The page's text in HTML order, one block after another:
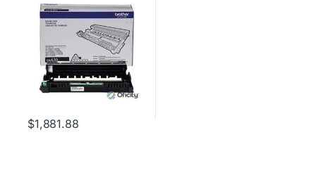
40DW/MFCL2700D/MFCL2
72 Negro
$1,881.88